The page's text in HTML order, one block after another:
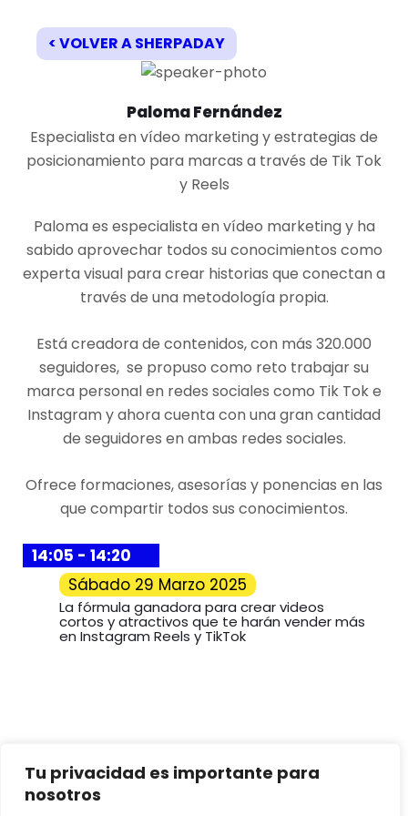
Tu privacidad es importante para
nosotros
< VOLVER A SHERPADAY
Paloma Fernández
Especialista en vídeo marketing y estrategias de
posicionamiento para marcas a través de Tik Tok
y Reels
Paloma es especialista en vídeo marketing y ha
sabido aprovechar todos su conocimientos como
experta visual para crear historias que conectan a
través de una metodología propia.
Está creadora de contenidos, con más 320.000
seguidores, se propuso como reto trabajar su
marca personal en redes sociales como Tik Tok e
Instagram y ahora cuenta con una gran cantidad
de seguidores en ambas redes sociales.
Ofrece formaciones, asesorías y ponencias en las
que compartir todos sus conocimientos.
14:05 - 14:20
Sábado 29 Marzo 2025
La fórmula ganadora para crear videos
cortos y atractivos que te harán vender más
en Instagram Reels y TikTok